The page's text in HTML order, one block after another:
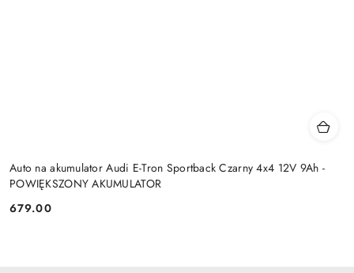
Auto na akumulator Audi E-Tron Sportback Czarny 4x4 12V 9Ah -
POWIĘKSZONY AKUMULATOR
Cena:
679.00